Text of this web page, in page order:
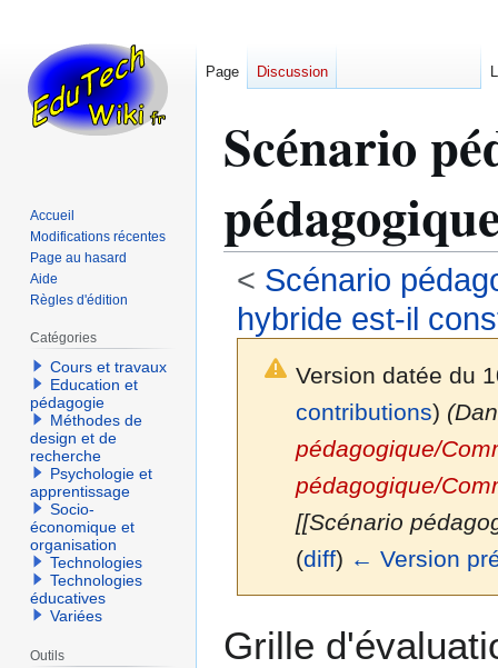
Scénario
< Scénario
hybride est-il
Version datée du
contributions)
pédagogique/
pédagogique/
[[Scénario
(diff) ← Version
à
à
Grille
Page Discussion
Accueil
Modifications récentes
Page au hasard
Aide
Règles d'édition
Catégories
Cours et travaux
Education et
pédagogie
Méthodes de
design et de
recherche
Psychologie et
apprentissage
Socio-
économique et
organisation
Technologies
Technologies
éducatives
Variées
Outils